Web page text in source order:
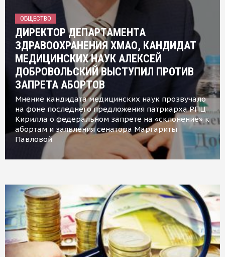
ОБЩЕСТВО
ДИРЕКТОР ДЕПАРТАМЕНТА
ЗДРАВООХРАНЕНИЯ ХМАО, КАНДИДАТ
МЕДИЦИНСКИХ НАУК АЛЕКСЕЙ
ДОБРОВОЛЬСКИЙ ВЫСТУПИЛ ПРОТИВ
ЗАПРЕТА АБОРТОВ
Мнение кандидата медицинских наук прозвучало
на фоне последнего предложения патриарха РПЦ
Кирилла о федеральном запрете на «склонение» к
абортам и заявления сенатора Маргариты
Павловой